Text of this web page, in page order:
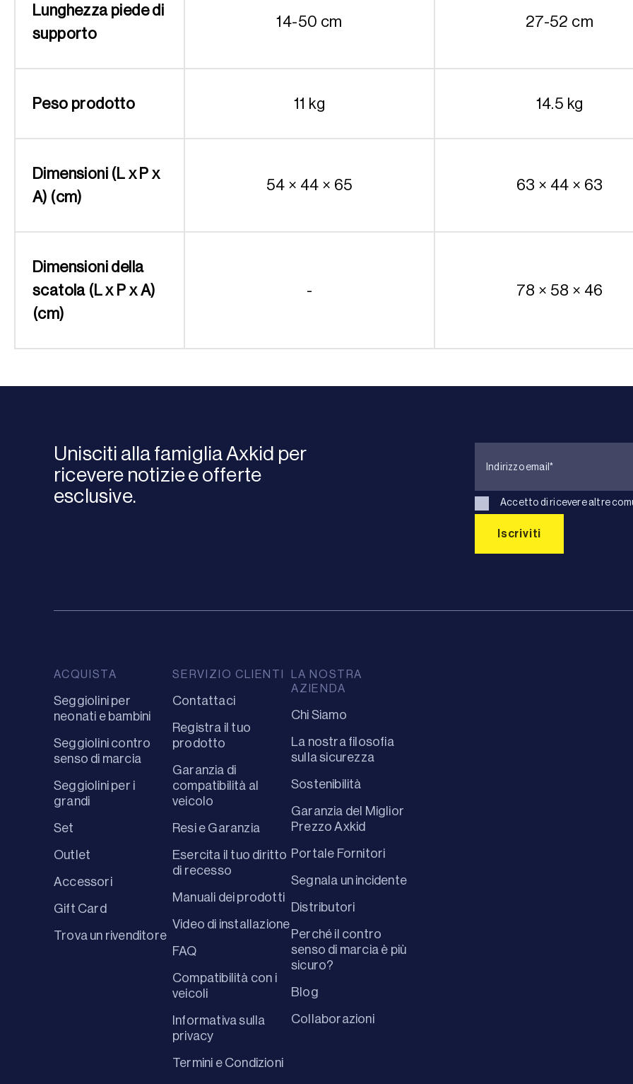
Lunghezza piede di
supporto
14-50 cm 27-52 cm
Peso prodotto 11 kg 14.5 kg
Dimensioni (L x P x
A) (cm)
54 × 44 × 65 63 × 44 × 63
Dimensioni della
scatola (L x P x A)
(cm)
- 78 × 58 × 46
Unisciti alla famiglia Axkid per
ricevere notizie e offerte
esclusive.
Accetto di ricevere altre
ACQUISTA
Seggiolini per
neonati e bambini
Seggiolini contro
senso di marcia
Seggiolini per i
grandi
Set
Outlet
Accessori
Gift Card
Trova un rivenditore
SERVIZIO CLIENTI
Contattaci
Registra il tuo
prodotto
Garanzia di
compatibilità al
veicolo
Resi e Garanzia
Esercita il tuo diritto
di recesso
Manuali dei prodotti
Video di installazione
FAQ
Compatibilità con i
veicoli
Informativa sulla
privacy
Termini e Condizioni
LA NOSTRA
AZIENDA
Chi Siamo
La nostra filosofia
sulla sicurezza
Sostenibilità
Garanzia del Miglior
Prezzo Axkid
Portale Fornitori
Segnala un incidente
Distributori
Perché il contro
senso di marcia è più
sicuro?
Blog
Collaborazioni